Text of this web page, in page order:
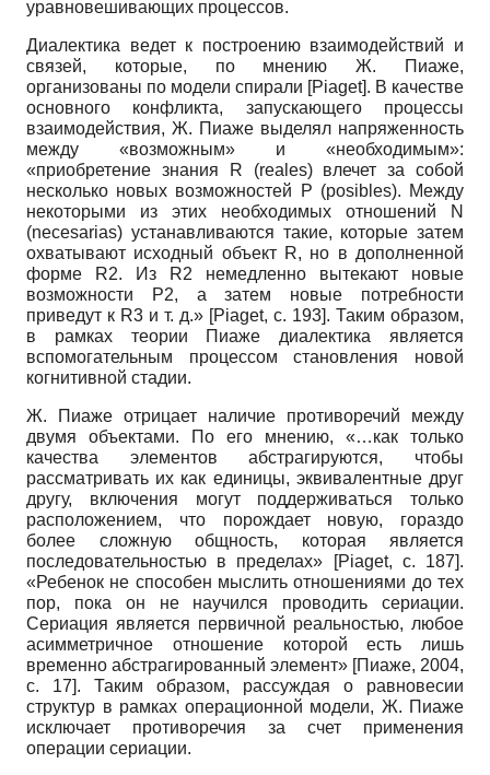
уравновешивающих процессов.
Диалектика ведет к построению взаимодействий и
связей, которые, по мнению Ж. Пиаже,
организованы по модели спирали [Piaget]. В качестве
основного конфликта, запускающего процессы
взаимодействия, Ж. Пиаже выделял напряженность
между «возможным» и «необходимым»:
«приобретение знания R (reales) влечет за собой
несколько новых возможностей P (posibles). Между
некоторыми из этих необходимых отношений N
(necesarias) устанавливаются такие, которые затем
охватывают исходный объект R, но в дополненной
форме R2. Из R2 немедленно вытекают новые
возможности P2, а затем новые потребности
приведут к R3 и т. д.» [Piaget, с. 193]. Таким образом,
в рамках теории Пиаже диалектика является
вспомогательным процессом становления новой
когнитивной стадии.
Ж. Пиаже отрицает наличие противоречий между
двумя объектами. По его мнению, «…как только
качества элементов абстрагируются, чтобы
рассматривать их как единицы, эквивалентные друг
другу, включения могут поддерживаться только
расположением, что порождает новую, гораздо
более сложную общность, которая является
последовательностью в пределах»
[Piaget, с. 187].
«Ребенок не способен мыслить отношениями до тех
пор, пока он не научился проводить сериации.
Сериация является первичной реальностью, любое
асимметричное отношение которой есть лишь
временно абстрагированный элемент» [Пиаже, 2004,
с. 17]. Таким образом, рассуждая о равновесии
структур в рамках операционной модели, Ж. Пиаже
исключает противоречия за счет применения
операции сериации.